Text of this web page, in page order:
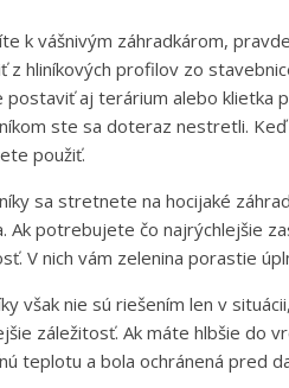
k vášnivým záhradkárom,
z hliníkových profilov zo
postaviť aj terárium alebo klietka
ste sa doteraz nestretli.
použiť.
sa stretnete na hocijaké
Ak potrebujete čo najrýchlejšie
V nich vám zelenina porastie
však nie sú riešením len v
záležitosť. Ak máte hlbšie do
teplotu a bola ochránená pred